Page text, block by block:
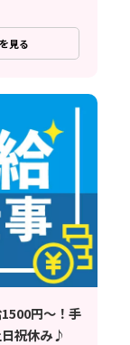
見る
円～！手
祝休み♪